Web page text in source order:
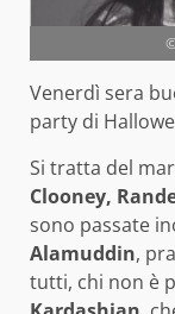
Venerdì sera
party di
Si tratta del
Clooney,
sono passate
Alamuddin,
tutti, chi non è